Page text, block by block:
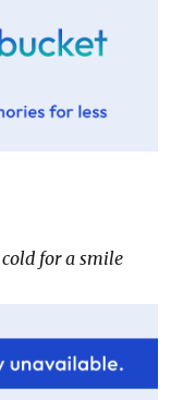
for a smile